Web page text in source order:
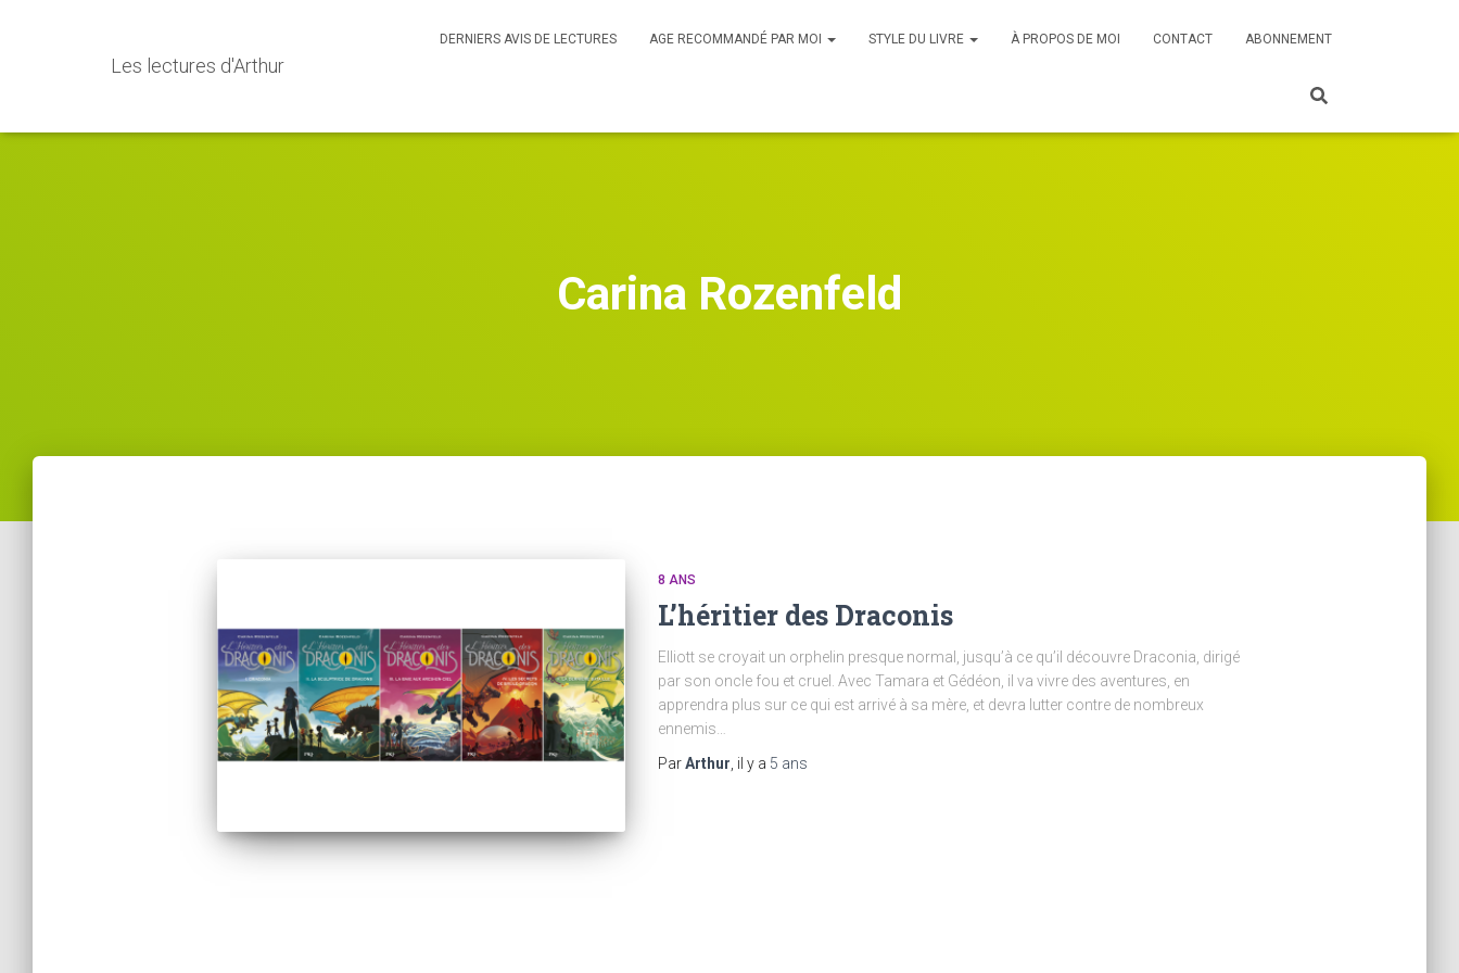
Les lectures d'Arthur
DERNIERS AVIS DE LECTURES AGE RECOMMANDÉ PAR MOI STYLE DU LIVRE À PROPOS DE MOI CONTACT ABONNEMENT
Carina Rozenfeld
8 ANS
L’héritier des Draconis
Elliott se croyait un orphelin presque normal, jusqu’à ce qu’il découvre Draconia, dirigé
par son oncle fou et cruel. Avec Tamara et Gédéon, il va vivre des aventures, en
apprendra plus sur ce qui est arrivé à sa mère, et devra lutter contre de nombreux
ennemis…
ParArthur , il y a 5 ans